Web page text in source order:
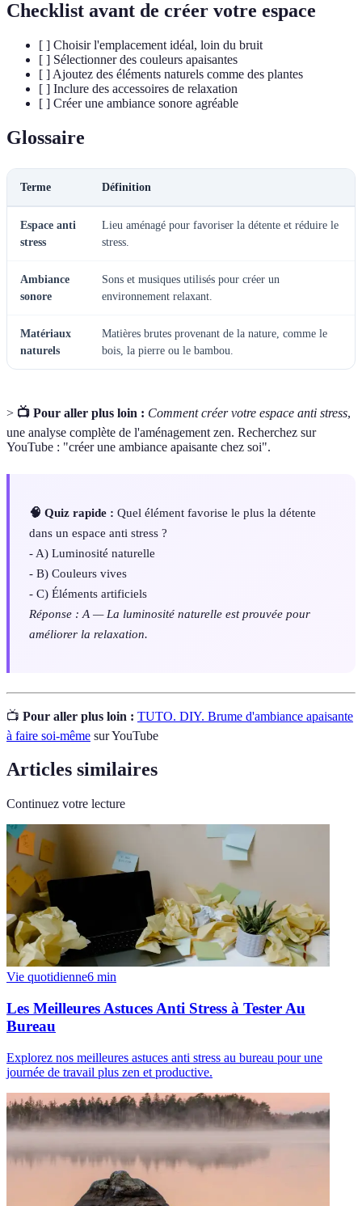
Checklist avant de créer votre espace
[ ] Choisir l'emplacement idéal, loin du bruit
[ ] Sélectionner des couleurs apaisantes
[ ] Ajoutez des éléments naturels comme des plantes
[ ] Inclure des accessoires de relaxation
[ ] Créer une ambiance sonore agréable
Glossaire
Terme Définition
Espace anti
stress
Lieu aménagé pour favoriser la détente et réduire le
stress.
Ambiance
sonore
Sons et musiques utilisés pour créer un
environnement relaxant.
Matériaux
naturels
Matières brutes provenant de la nature, comme le
bois, la pierre ou le bambou.
> 📺 Pour aller plus loin : Comment créer votre espace anti stress,
une analyse complète de l'aménagement zen. Recherchez sur
YouTube : "créer une ambiance apaisante chez soi".
🧠 Quiz rapide : Quel élément favorise le plus la détente
dans un espace anti stress ?
- A) Luminosité naturelle
- B) Couleurs vives
- C) Éléments artificiels
Réponse : A — La luminosité naturelle est prouvée pour
améliorer la relaxation.
📺 Pour aller plus loin : TUTO. DIY. Brume d'ambiance apaisante
à faire soi-même sur YouTube
Articles similaires
Continuez votre lecture
Vie quotidienne6 min
Les Meilleures Astuces Anti Stress à Tester Au
Bureau
Explorez nos meilleures astuces anti stress au bureau pour une
journée de travail plus zen et productive.